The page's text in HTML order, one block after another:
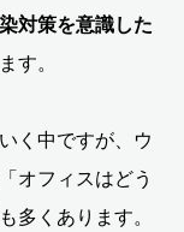
対策を意識した
す。
く中ですが、ウ
オフィスはどう
多くあります。